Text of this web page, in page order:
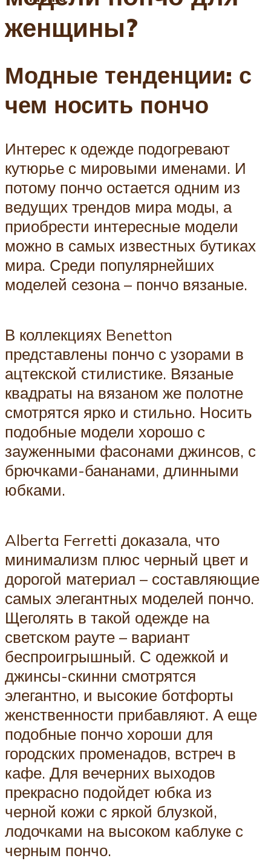
женщины?
Модные тенденции: с
чем носить пончо
Интерес к одежде подогревают
кутюрье с мировыми именами. И
потому пончо остается одним из
ведущих трендов мира моды, а
приобрести интересные модели
можно в самых известных бутиках
мира. Среди популярнейших
моделей сезона – пончо вязаные.
В коллекциях Benetton
представлены пончо с узорами в
ацтекской стилистике. Вязаные
квадраты на вязаном же полотне
смотрятся ярко и стильно. Носить
подобные модели хорошо с
зауженными фасонами джинсов, с
брючками-бананами, длинными
юбками.
Alberta Ferretti доказала, что
минимализм плюс черный цвет и
дорогой материал – составляющие
самых элегантных моделей пончо.
Щеголять в такой одежде на
светском рауте – вариант
беспроигрышный. С одежкой и
джинсы-скинни смотрятся
элегантно, и высокие ботфорты
женственности прибавляют. А еще
подобные пончо хороши для
городских променадов, встреч в
кафе. Для вечерних выходов
прекрасно подойдет юбка из
черной кожи с яркой блузкой,
лодочками на высоком каблуке с
черным пончо.